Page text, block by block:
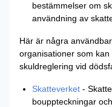
bestämmelser om
användning av
Här är några
organisationer som
skuldreglering vid
Skatteverket -
bouppteckningar